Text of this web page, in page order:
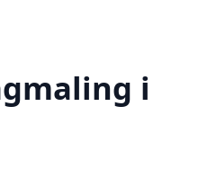
i